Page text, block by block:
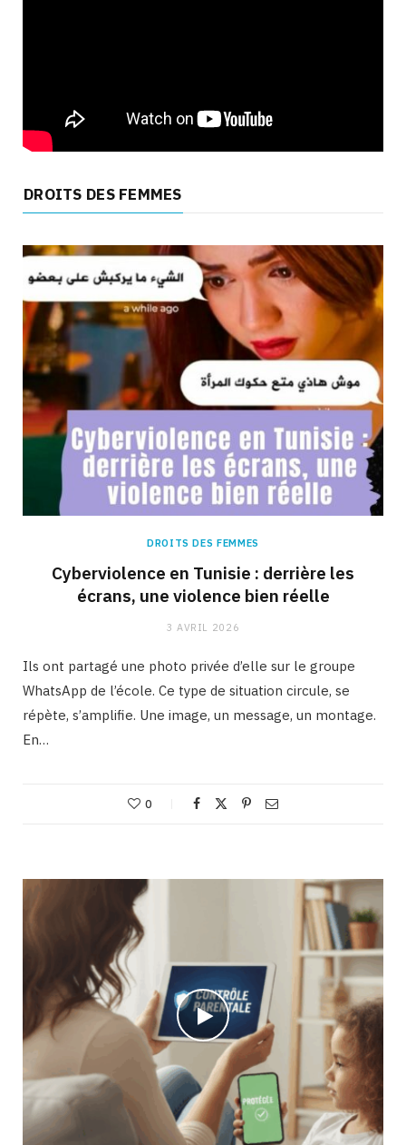
DROITS DES FEMMES
DROITS DES FEMMES
Cyberviolence en Tunisie : derrière les
écrans, une violence bien réelle
3 AVRIL 2026
Ils ont partagé une photo privée d’elle sur le groupe
WhatsApp de l’école. Ce type de situation circule, se
répète, s’amplifie. Une image, un message, un montage.
En…
0